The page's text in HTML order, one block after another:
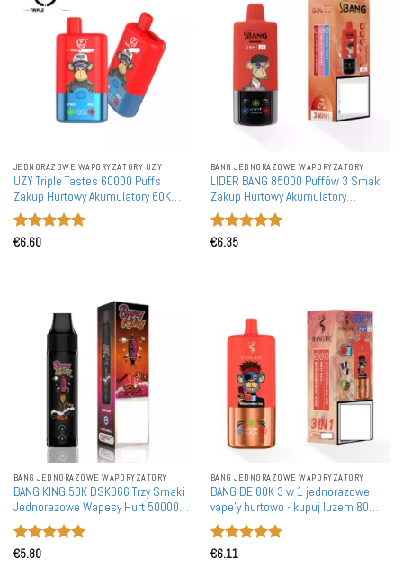
JEDNORAZOWE WAPORYZATORY UZY
UZY Triple Tastes 60000 Puffs
Zakup Hurtowy Akumulatory 60K
Jednorazowe Vape'a Detaliczne
Oceniono
€6.60
BANG JEDNORAZOWE WAPORYZATORY
LIDER BANG 85000 Puffów 3 Smaki
Zakup Hurtowy Akumulatory
Waporyzatory Jednorazowe
Możliwość Ponownego
Naładowania
Oceniono
€6.35
BANG JEDNORAZOWE WAPORYZATORY
BANG KING 50K DSK066 Trzy Smaki
Jednorazowe Wapesy Hurt 50000
Puffs Duża Pojemność Zakup
Luzem Naładować
Oceniono
€5.80
BANG JEDNORAZOWE WAPORYZATORY
BANG DE 80K 3 w 1 jednorazowe
vape'y hurtowo - kupuj luzem 80
000 zaciągnięć podwójna cewka
siatkowa z regulowanym
przepływem powietrza
Oceniono
€6.11